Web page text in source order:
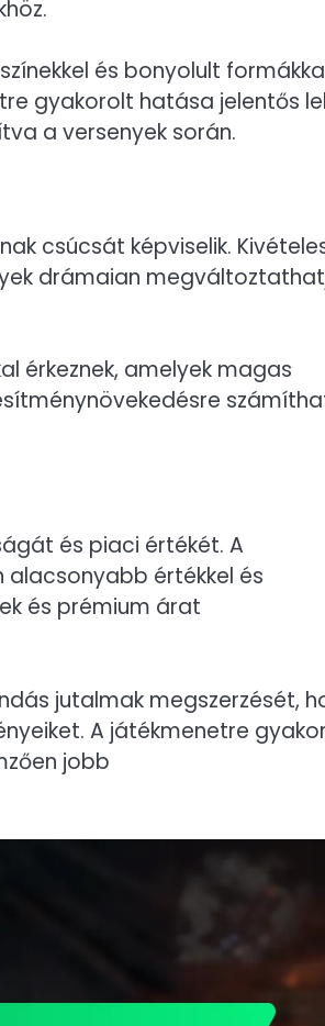
és bonyolult
gyakorolt hatása jelentős
a versenyek során.
csúcsát képviselik.
drámaian
érkeznek, amelyek magas
és piaci értékét. A
alacsonyabb értékkel és
és prémium árat
jutalmak megszerzését,
A játékmenetre
jobb